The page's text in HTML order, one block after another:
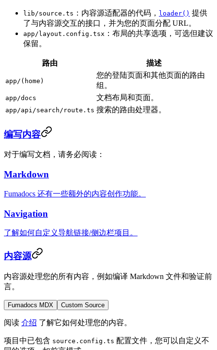
lib/source.ts ：内容源适配器的代码， loader() 提供
了与内容源交互的接口，并为您的页面分配 URL。
app/layout.config.tsx ：布局的共享选项，可选但建议
保留。
路由 描述
app/(home)
您的登陆页面和其他页面的路由
组。
app/docs 文档布局和页面。
app/api/search/route.ts 搜索的路由处理器。
编写内容
对于编写文档，请务必阅读：
Markdown
Fumadocs 还有一些额外的内容创作功能。
Navigation
了解如何自定义导航链接/侧边栏项目。
内容源
内容源处理您的所有内容，例如编译 Markdown 文件和验证前
言。
Fumadocs MDX Custom Source
阅读 介绍 了解它如何处理您的内容。
项目中已包含 source.config.ts 配置文件，您可以自定义不